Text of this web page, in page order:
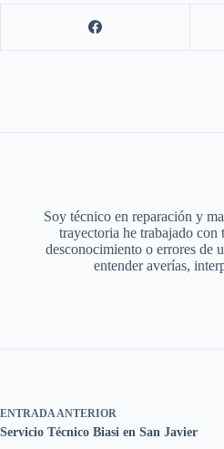
Soy técnico en reparación y
trayectoria he trabajado
desconocimiento o errores de
entender averías,
ENTRADA ANTERIOR
Servicio Técnico Biasi en San Javier